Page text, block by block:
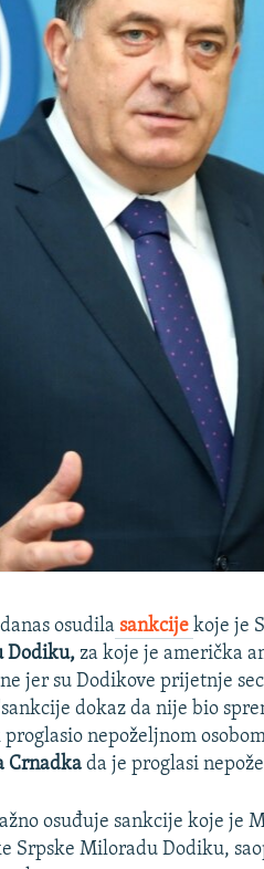
osudila sankcijekoje je
Dodiku, za koje je američka
jer su Dodikove prijetnje
dokaz da nije bio
proglasio nepoželjnom
Crnadka da je proglasi
osuđuje sankcije koje je
Srpske Miloradu Dodiku,